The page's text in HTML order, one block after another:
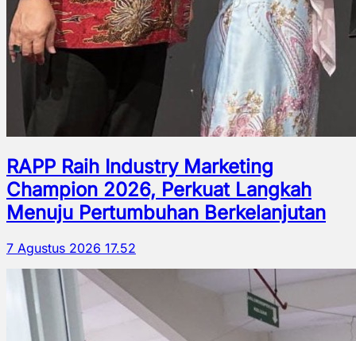
RAPP Raih Industry Marketing
Champion 2026, Perkuat Langkah
Menuju Pertumbuhan Berkelanjutan
7 Agustus 2026 17.52